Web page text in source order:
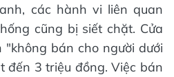
các hành vi liên quan
cũng bị siết chặt. Cửa
bán cho người dưới
đến 3 triệu đồng. Việc bán